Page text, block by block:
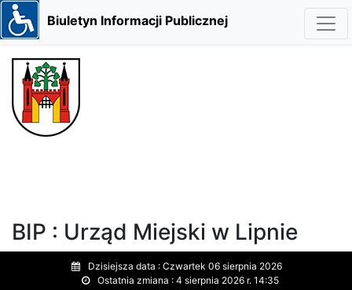
Biuletyn Informacji Publicznej
BIP : Urząd Miejski w Lipnie
Dzisiejsza data : Czwartek 06 sierpnia 2026
Ostatnia zmiana : 4 sierpnia 2026 r. 14:35